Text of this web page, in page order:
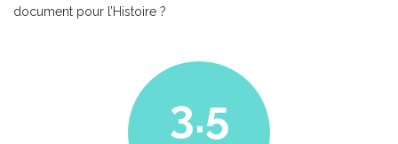
document pour l’Histoire ?
3.5